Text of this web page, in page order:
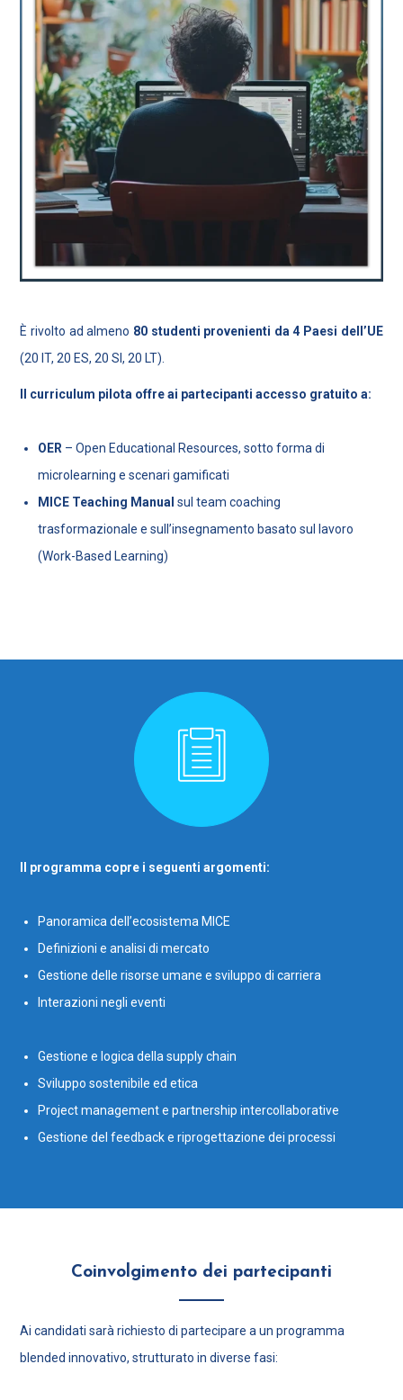
È rivolto ad almeno 80 studenti provenienti da 4 Paesi dell’UE
(20 IT, 20 ES, 20 SI, 20 LT).
Il curriculum pilota offre ai partecipanti accesso gratuito a:
OER – Open Educational Resources, sotto forma di
microlearning e scenari gamificati
MICE Teaching Manual sul team coaching
trasformazionale e sull’insegnamento basato sul lavoro
(Work-Based Learning)
Il programma copre i seguenti argomenti:
Panoramica dell’ecosistema MICE
Definizioni e analisi di mercato
Gestione delle risorse umane e sviluppo di carriera
Interazioni negli eventi
Gestione e logica della supply chain
Sviluppo sostenibile ed etica
Project management e partnership intercollaborative
Gestione del feedback e riprogettazione dei processi
Coinvolgimento dei partecipanti
Ai candidati sarà richiesto di partecipare a un programma
blended innovativo, strutturato in diverse fasi: